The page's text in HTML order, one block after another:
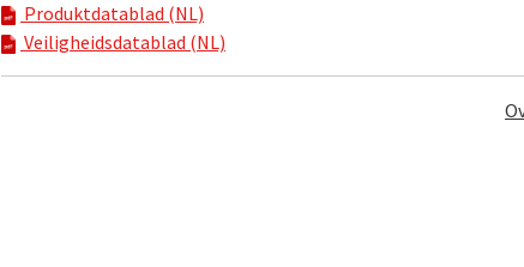
Produktdatablad (NL)
Veiligheidsdatablad (NL)